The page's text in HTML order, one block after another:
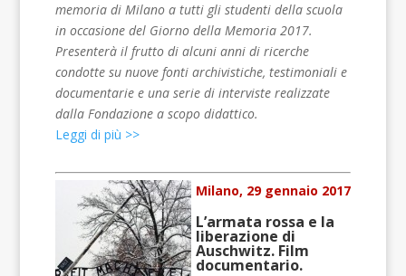
memoria di Milano a tutti gli studenti della scuola
in occasione del Giorno della Memoria 2017.
Presenterà il frutto di alcuni anni di ricerche
condotte su nuove fonti archivistiche, testimoniali e
documentarie e una serie di interviste realizzate
dalla Fondazione a scopo didattico.
Leggi di più >>
Milano, 29 gennaio 2017
L’armata rossa e la
liberazione di
Auschwitz. Film
documentario.